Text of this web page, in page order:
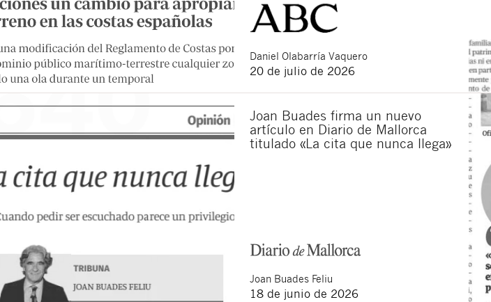
Daniel Olabarría Vaquero
20 de julio de 2026
Joan Buades firma un nuevo
artículo en Diario de Mallorca
titulado «La cita que nunca llega»
Joan Buades Feliu
18 de junio de 2026